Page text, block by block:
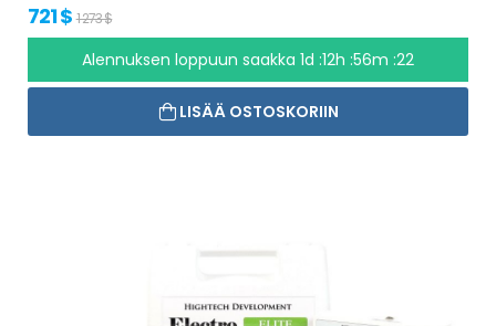
721 $1 273 $
Alennuksen loppuun saakka1d :12h :56m :21
LISÄÄ OSTOSKORIIN